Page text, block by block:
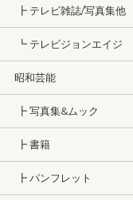
┣ テレビ雑誌/写真集他
┗ テレビジョンエイジ
昭和芸能
┣ 写真集&ムック
┣ 書籍
┣ パンフレット